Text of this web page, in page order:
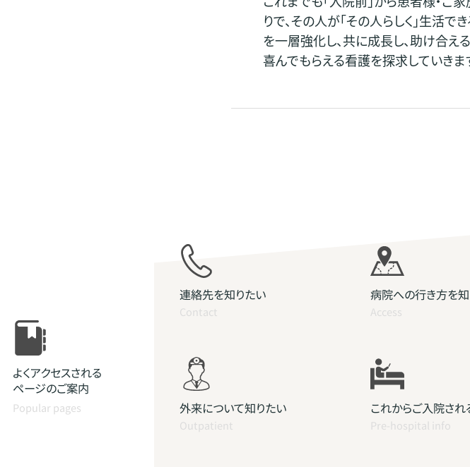
りで、その人が「その人らしく」生活で
を一層強化し、共に成長し、助け合
喜んでもらえる看護を探求していきま
よくアクセスされる
ページのご案内
Popular pages
連絡先を知りたい
Contact
病院への行き方を
Access
外来について知りたい
Outpatient
これからご入院され
Pre-hospital info